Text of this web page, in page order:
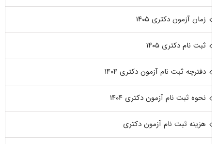
زمان آزمون دکتری ۱۴۰۵
ثبت نام دکتری ۱۴۰۵
دفترچه ثبت نام آزمون دکتری ۱۴۰۴
نحوه ثبت نام آزمون دکتری ۱۴۰۴
هزینه ثبت نام آزمون دکتری